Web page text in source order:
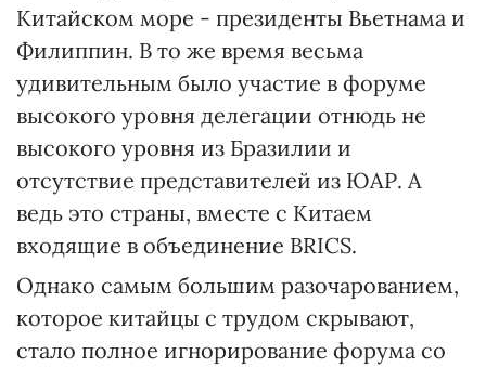
Китайском море - президенты Вьетнама и
Филиппин. В то же время весьма
удивительным было участие в форуме
высокого уровня делегации отнюдь не
высокого уровня из Бразилии и
отсутствие представителей из ЮАР. А
ведь это страны, вместе с Китаем
входящие в объединение BRICS.
Однако самым большим разочарованием,
которое китайцы с трудом скрывают,
стало полное игнорирование форума со